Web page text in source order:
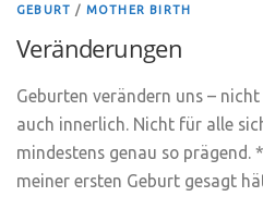
GEBURT / MOTHER BIRTH
Veränderungen
Geburten verändern uns –
auch innerlich. Nicht für alle
mindestens genau so
meiner ersten Geburt gesagt